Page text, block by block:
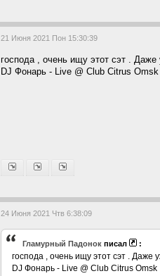
21 Июня 2021 Пон 15:30:39
господа , очень ищу этот сэт .
DJ Фонарь - Live @ Club Citrus Omsk
24 Июня 2021 Чтв 6:38:09
Гламурный Падонок писал :
господа , очень ищу этот сэт . Даже
DJ Фонарь - Live @ Club Citrus Omsk